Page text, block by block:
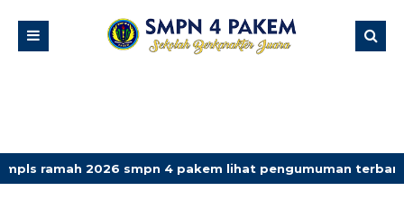
smpn 4 pakem lihat pengumuman terbaru